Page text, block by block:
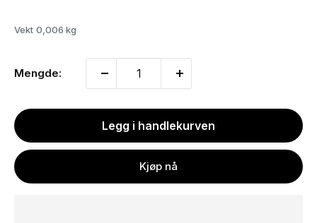
Vekt 0,006 kg
Mengde:
Legg i handlekurven
Kjøp nå